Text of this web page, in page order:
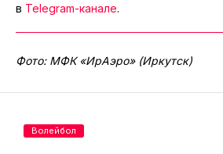
в Telegram-канале.
Фото: МФК «ИрАэро» (Иркутск)
Волейбол